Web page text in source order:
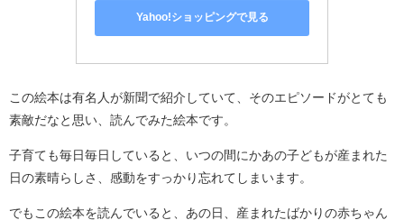
Yahoo!ショッピングで見る
この絵本は有名人が新聞で紹介していて、そのエピソードがとても
素敵だなと思い、読んでみた絵本です。
子育ても毎日毎日していると、いつの間にかあの子どもが産まれた
日の素晴らしさ、感動をすっかり忘れてしまいます。
でもこの絵本を読んでいると、あの日、産まれたばかりの赤ちゃん